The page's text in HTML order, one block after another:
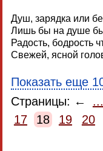
Душ, зарядка или
Лишь бы на душе
Радость, бодрость
Свежей, ясной
Показать еще
Страницы: ←
...
17
18 19 20